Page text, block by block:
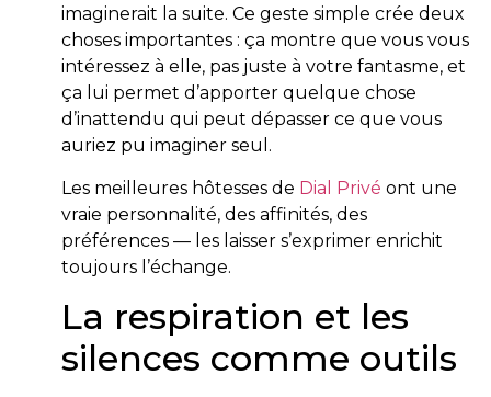
imaginerait la suite. Ce geste simple crée deux
choses importantes : ça montre que vous vous
intéressez à elle, pas juste à votre fantasme, et
ça lui permet d’apporter quelque chose
d’inattendu qui peut dépasser ce que vous
auriez pu imaginer seul.
Les meilleures hôtesses de Dial Privé ont une
vraie personnalité, des affinités, des
préférences — les laisser s’exprimer enrichit
toujours l’échange.
La respiration et les
silences comme outils